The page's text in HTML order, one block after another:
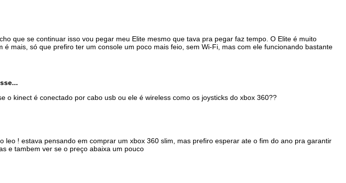
que se continuar isso vou pegar meu Elite mesmo que tava pra pegar faz tempo. O Elite é muito
é mais, só que prefiro ter um console um poco mais feio, sem Wi-Fi, mas com ele funcionando bastante
o kinect é conectado por cabo usb ou ele é wireless como os joysticks do xbox 360??
leo ! estava pensando em comprar um xbox 360 slim, mas prefiro esperar ate o fim do ano pra garantir
e tambem ver se o preço abaixa um pouco